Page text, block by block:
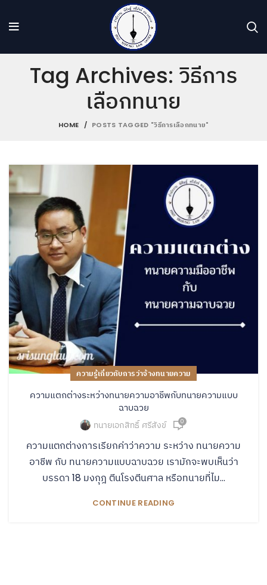
Tag Archives: วิธีการ
เลือกทนาย
HOME POSTS TAGGED "วิธีการเลือกทนาย"
ความรู้เกี่ยวกับการว่าจ้างทนายความ
ความแตกต่างระหว่างทนายความอาชีพกับทนายความแบบ
ฉาบฉวย
ทนายเอกสิทธิ์ ศรีสังข์ 0
ความแตกต่างการเรียกค่าว่าความ ระหว่าง ทนายความ
อาชีพ กับ ทนายความแบบฉาบฉวย เรามักจะพบเห็นว่า
บรรดา 18 มงกุฎ ตีนโรงตีนศาล หรือทนายที่ไม...
CONTINUE READING